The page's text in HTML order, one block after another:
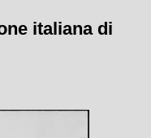
italiana di